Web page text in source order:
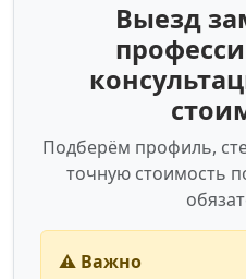
Выезд
Подберём профиль,
точную стоимость
⚠️ Важно